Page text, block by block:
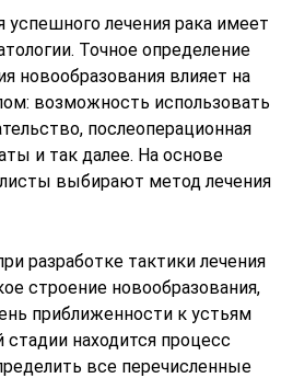
успешного лечения рака имеет
Точное определение
новообразования влияет на
возможность использовать
послеоперационная
и так далее. На основе
выбирают метод лечения
разработке тактики лечения
строение новообразования,
приближенности к устьям
стадии находится процесс
все перечисленные